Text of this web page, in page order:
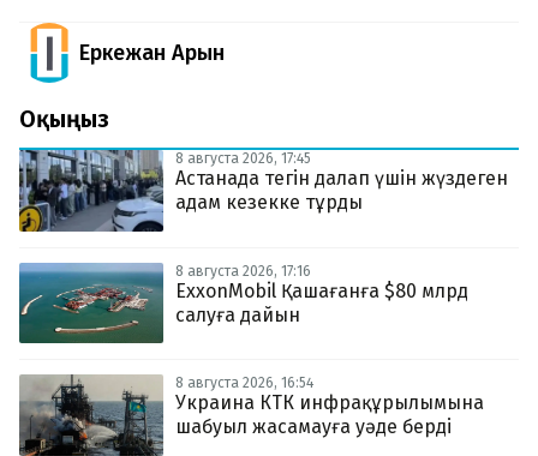
Еркежан Арын
Оқыңыз
8 августа 2026, 17:45
Астанада тегін далап үшін жүздеген
адам кезекке тұрды
8 августа 2026, 17:16
ExxonMobil Қашағанға $80 млрд
салуға дайын
8 августа 2026, 16:54
Украина КТК инфрақұрылымына
шабуыл жасамауға уәде берді